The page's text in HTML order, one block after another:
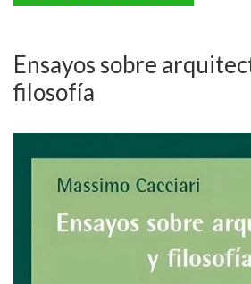
Ensayos sobre
filosofía